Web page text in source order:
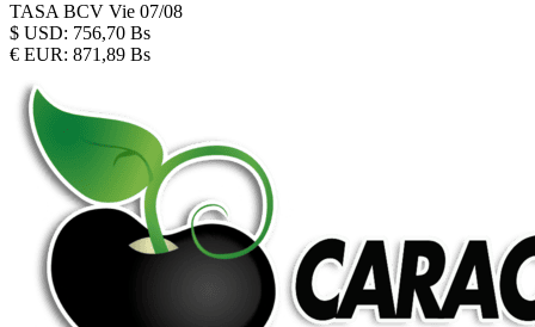
TASA BCV Vie 07/08
$ USD: 756,70 Bs
€ EUR: 871,89 Bs